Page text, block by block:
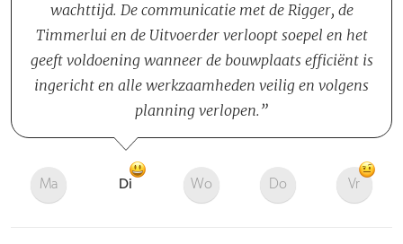
wachttijd. De communicatie met de Rigger, de
Timmerlui en de Uitvoerder verloopt soepel en het
geeft voldoening wanneer de bouwplaats efficiënt is
ingericht en alle werkzaamheden veilig en volgens
planning verlopen.
Ma Di Wo Do Vr